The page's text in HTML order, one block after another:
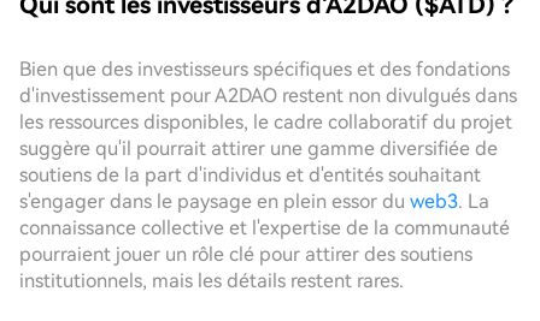
Bien que des investisseurs spécifiques et des fondations
d'investissement pour A2DAO restent non divulgués dans
les ressources disponibles, le cadre collaboratif du projet
suggère qu'il pourrait attirer une gamme diversifiée de
soutiens de la part d'individus et d'entités souhaitant
s'engager dans le paysage en plein essor du web3. La
connaissance collective et l'expertise de la communauté
pourraient jouer un rôle clé pour attirer des soutiens
institutionnels, mais les détails restent rares.